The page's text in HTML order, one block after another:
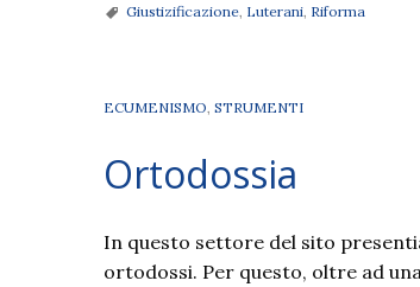
Giustizificazione Luterani Riforma
ECUMENISMO STRUMENTI
Ortodossia
In questo settore del sito
ortodossi. Per questo, oltre ad